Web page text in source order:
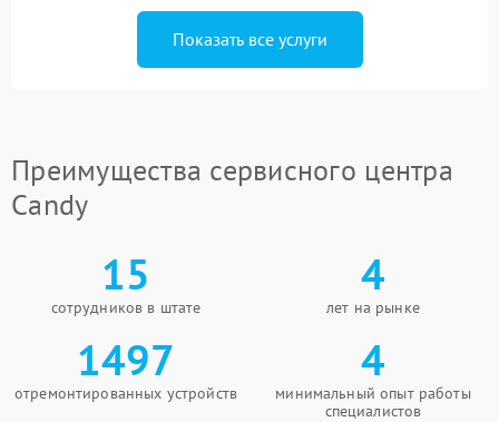
Показать все услуги
Преимущества сервисного центра
Candy
15
сотрудников в штате
4
лет на рынке
1497
отремонтированных устройств
4
минимальный опыт работы
специалистов